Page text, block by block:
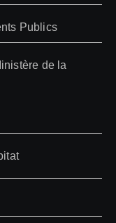
Publics
de la